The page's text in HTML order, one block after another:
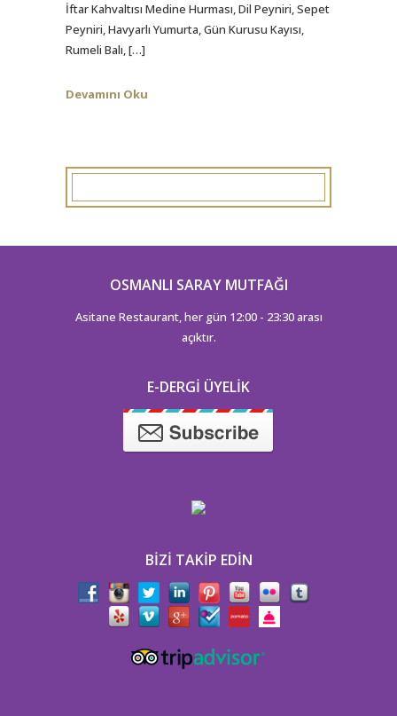
İftar Kahvaltısı Medine Hurması, Dil Peyniri, Sepet
Peyniri, Havyarlı Yumurta, Gün Kurusu Kayısı,
Rumeli Balı, […]
Devamını Oku
OSMANLI SARAY MUTFAĞI
Asitane Restaurant, her gün 12:00 - 23:30 arası
açıktır.
E-DERGI ÜYELIK
BIZI TAKIP EDIN